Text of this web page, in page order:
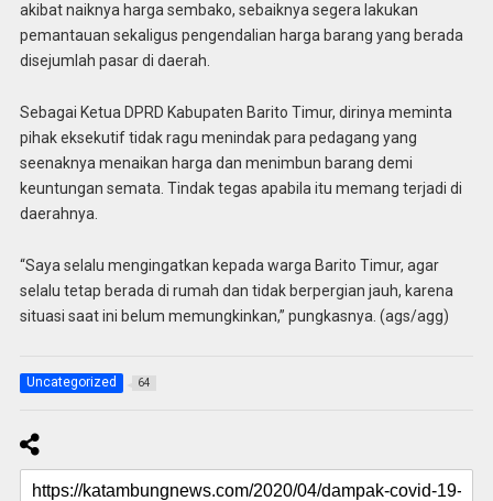
akibat naiknya harga sembako, sebaiknya segera lakukan
pemantauan sekaligus pengendalian harga barang yang berada
disejumlah pasar di daerah.
Sebagai Ketua DPRD Kabupaten Barito Timur, dirinya meminta
pihak eksekutif tidak ragu menindak para pedagang yang
seenaknya menaikan harga dan menimbun barang demi
keuntungan semata. Tindak tegas apabila itu memang terjadi di
daerahnya.
“Saya selalu mengingatkan kepada warga Barito Timur, agar
selalu tetap berada di rumah dan tidak berpergian jauh, karena
situasi saat ini belum memungkinkan,” pungkasnya. (ags/agg)
Uncategorized 64